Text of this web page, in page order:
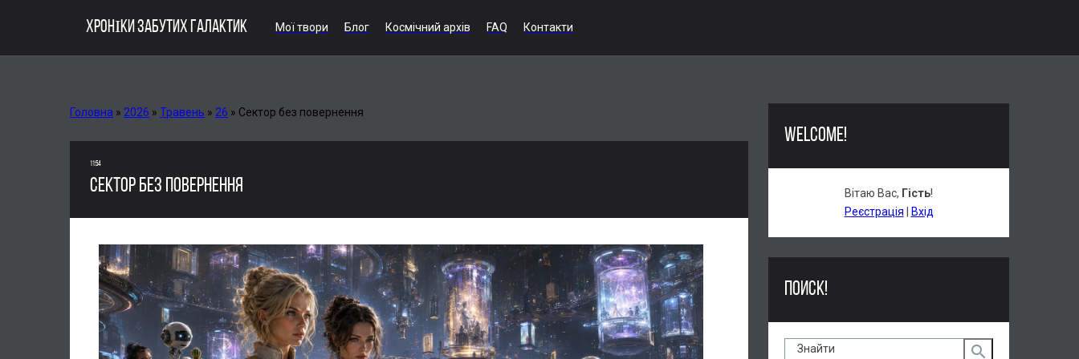
ХРОНІКИ ЗАБУТИХ ГАЛАКТИК Мої твори Блог Космічний архів FAQ Контакти
Головна » 2026 » Травень » 26 » Сектор без повернення
11:54
СЕКТОР БЕЗ ПОВЕРНЕННЯ
WELCOME!
Вітаю Вас, Гість!
Реєстрація
Вхід
ПОИСК!